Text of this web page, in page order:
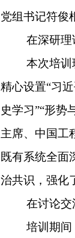
党组书记符俊
在深研理
本次培训
精心设置“习
史学习”“形势
主席、 中国工
既有系统全面
治共识，强化
在讨论交
培训期间